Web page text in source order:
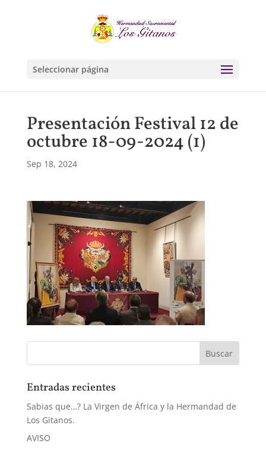
Seleccionar página
Presentación Festival 12 de
octubre 18-09-2024 (1)
Sep 18, 2024
Entradas recientes
Sabias que…? La Virgen de África y la Hermandad de
Los Gitanos.
AVISO